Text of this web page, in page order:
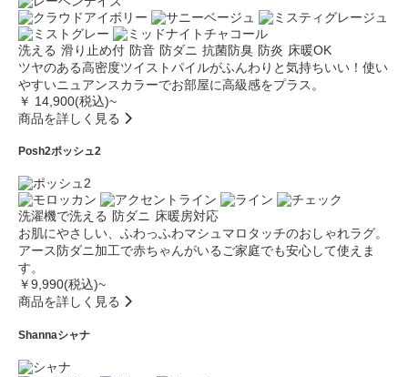
洗える 滑り止め付 防音 防ダニ 抗菌防臭 防炎 床暖OK
ツヤのある高密度ツイストパイルがふんわりと気持ちいい！使い
やすいニュアンスカラーでお部屋に高級感をプラス。
￥ 14,900(税込)~
商品を詳しく見る
Posh2ポッシュ2
洗濯機で洗える 防ダニ 床暖房対応
お肌にやさしい、ふわっふわマシュマロタッチのおしゃれラグ。
アース防ダニ加工で赤ちゃんがいるご家庭でも安心して使えま
す。
￥9,990(税込)~
商品を詳しく見る
Shannaシャナ